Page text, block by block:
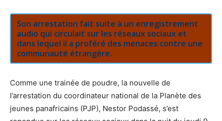
Son arrestation fait suite à un enregistrement
audio qui circulait sur les réseaux sociaux et
dans lequel il a proféré des menaces contre une
communauté étrangère.
Comme une trainée de poudre, la nouvelle de
l’arrestation du coordinateur national de la Planète des
jeunes panafricains (PJP), Nestor Podassé, s’est